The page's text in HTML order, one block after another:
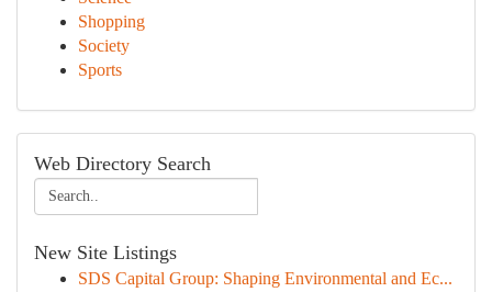
Shopping
Society
Sports
Web Directory Search
New Site Listings
SDS Capital Group: Shaping Environmental and Ec...